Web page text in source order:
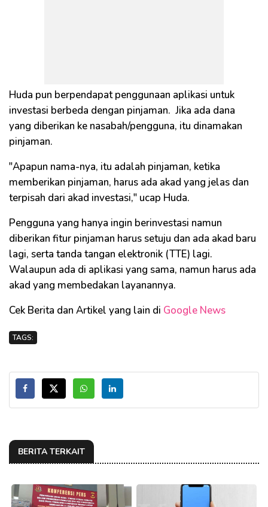
Huda pun berpendapat penggunaan aplikasi untuk
investasi berbeda dengan pinjaman. Jika ada dana
yang diberikan ke nasabah/pengguna, itu dinamakan
pinjaman.
"Apapun nama-nya, itu adalah pinjaman, ketika
memberikan pinjaman, harus ada akad yang jelas dan
terpisah dari akad investasi," ucap Huda.
Pengguna yang hanya ingin berinvestasi namun
diberikan fitur pinjaman harus setuju dan ada akad baru
lagi, serta tanda tangan elektronik (TTE) lagi.
Walaupun ada di aplikasi yang sama, namun harus ada
akad yang membedakan layanannya.
Cek Berita dan Artikel yang lain di Google News
TAGS:
BERITA TERKAIT